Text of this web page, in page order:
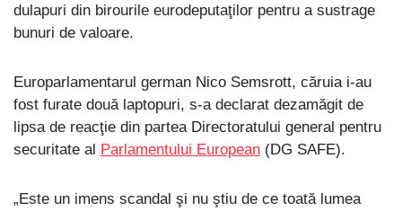
dulapuri din birourile eurodeputaţilor pentru a sustrage
bunuri de valoare.
Europarlamentarul german Nico Semsrott, căruia i-au
fost furate două laptopuri, s-a declarat dezamăgit de
lipsa de reacţie din partea Directoratului general pentru
securitate al Parlamentului European (DG SAFE).
„Este un imens scandal şi nu ştiu de ce toată lumea